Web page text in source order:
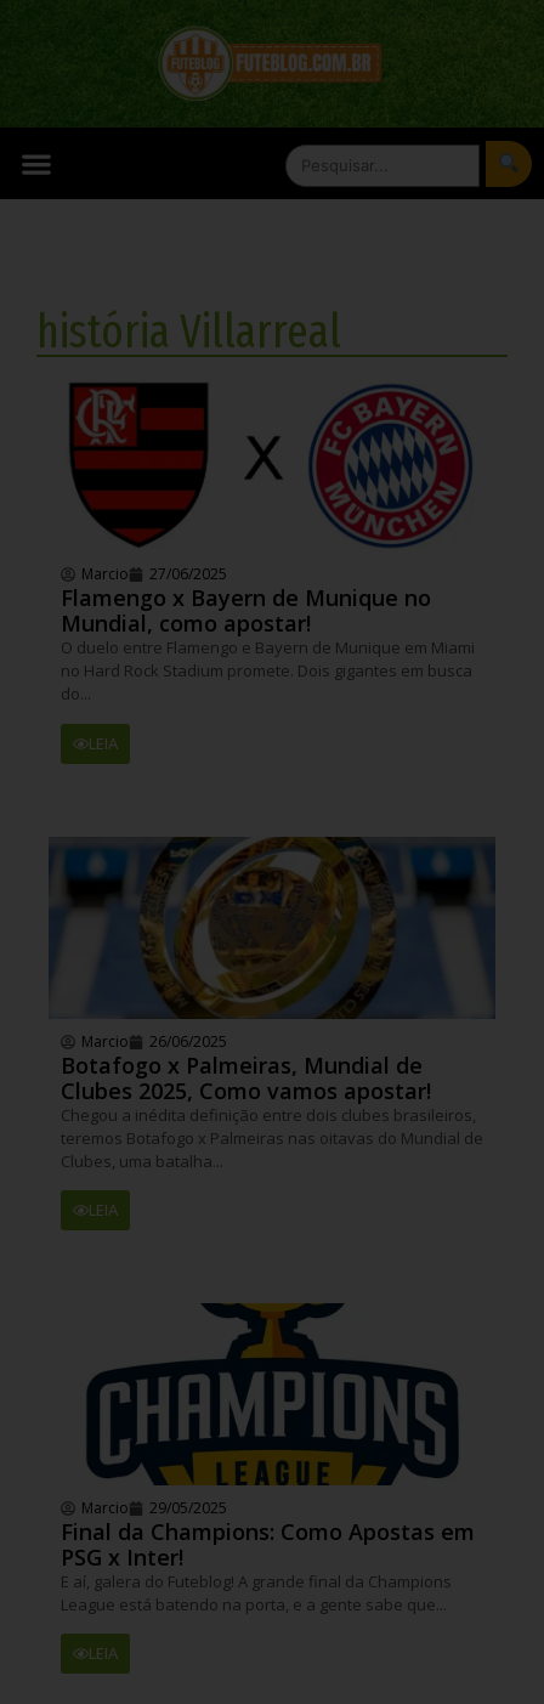
história Villarreal
Marcio 27/06/2025
Flamengo x Bayern de Munique no
Mundial, como apostar!
O duelo entre Flamengo e Bayern de Munique em Miami
no Hard Rock Stadium promete. Dois gigantes em busca
do...
LEIA
Marcio 26/06/2025
Botafogo x Palmeiras, Mundial de
Clubes 2025, Como vamos apostar!
Chegou a inédita definição entre dois clubes brasileiros,
teremos Botafogo x Palmeiras nas oitavas do Mundial de
Clubes, uma batalha...
LEIA
Marcio 29/05/2025
Final da Champions: Como Apostas em
PSG x Inter!
E aí, galera do Futeblog! A grande final da Champions
League está batendo na porta, e a gente sabe que...
LEIA